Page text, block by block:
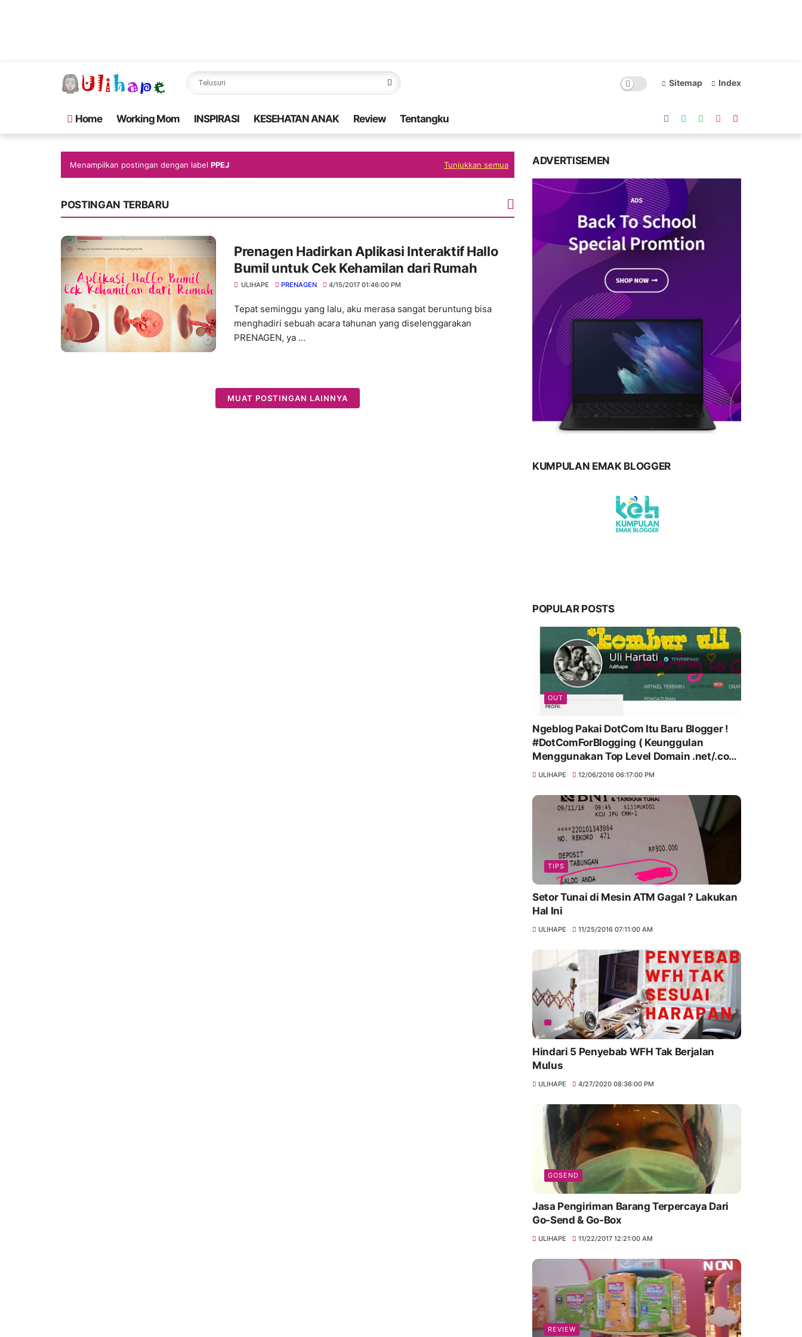
Sitemap Index
Home Working Mom INSPIRASI KESEHATAN ANAK Review Tentangku
Menampilkan postingan dengan label PPEJ Tunjukkan semua
POSTINGAN TERBARU
Prenagen Hadirkan Aplikasi Interaktif Hallo
Bumil untuk Cek Kehamilan dari Rumah
ULIHAPE PRENAGEN 4/15/2017 01:46:00 PM
Tepat seminggu yang lalu, aku merasa sangat beruntung bisa
menghadiri sebuah acara tahunan yang diselenggarakan
PRENAGEN, ya …
MUAT POSTINGAN LAINNYA
ADVERTISEMEN
KUMPULAN EMAK BLOGGER
POPULAR POSTS
OUT
Ngeblog Pakai DotCom Itu Baru Blogger !
#DotComForBlogging ( Keunggulan
Menggunakan Top Level Domain .net/.com
) ULIHAPE 12/06/2016 06:17:00 PM
TIPS
Setor Tunai di Mesin ATM Gagal ? Lakukan
Hal Ini
ULIHAPE 11/25/2016 07:11:00 AM
Hindari 5 Penyebab WFH Tak Berjalan
Mulus
ULIHAPE 4/27/2020 08:36:00 PM
GOSEND
Jasa Pengiriman Barang Terpercaya Dari
Go-Send & Go-Box
ULIHAPE 11/22/2017 12:21:00 AM
REVIEW